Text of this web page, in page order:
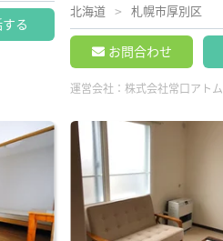
る
北海道 札幌市厚別区
お問合わせ
運営会社：株式会社常口アトム